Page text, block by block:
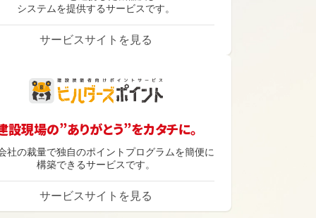
システムを提供するサービスです。
サービスサイトを見る
設現場の”ありがとう”をカタチに。
社の裁量で独自のポイントプログラムを簡便に
構築できるサービスです。
サービスサイトを見る